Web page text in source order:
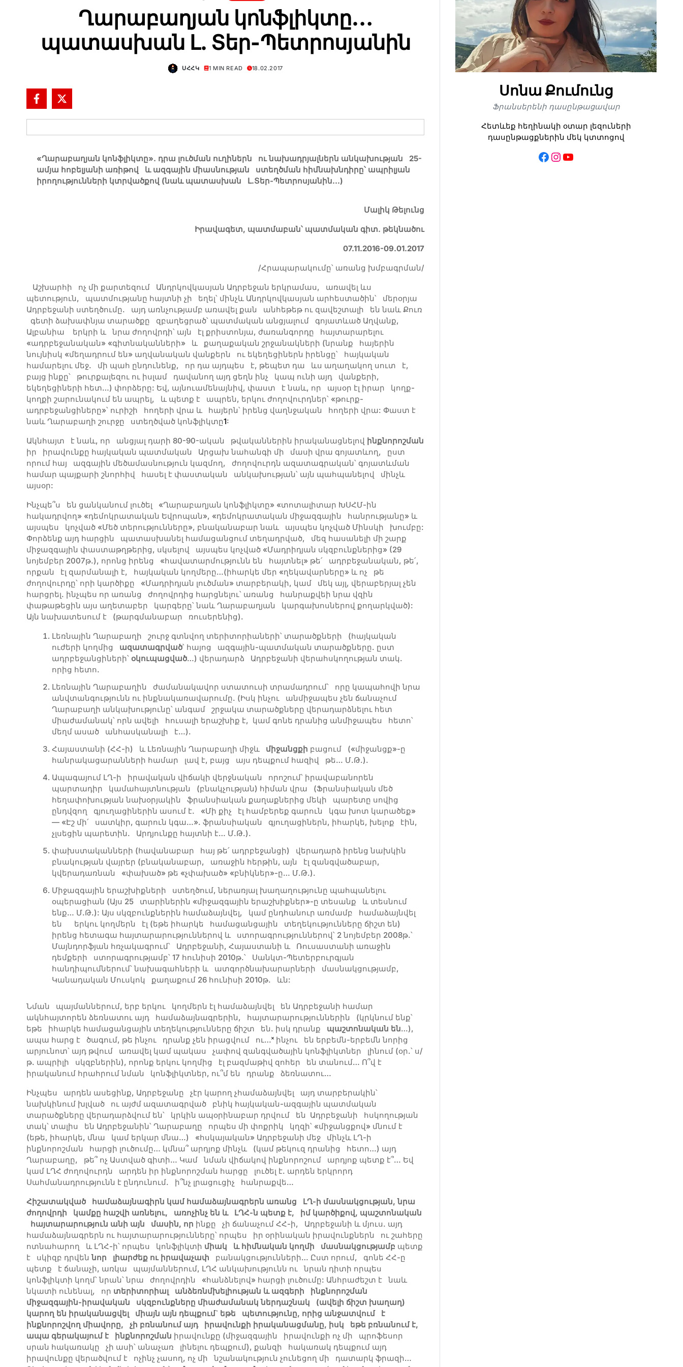
Ղարաբաղյան կոնֆլիկտը…
պատասխան Լ. Տեր-Պետրոսյանին
ՍՀՀԿ 1 MIN READ 18.02.2017
«Ղարաբաղյան կոնֆլիկտը». դրա լուծման ուղիներն ու նախադրյալներն անկախության 25-
ամյա հոբելյանի առիթով և ազգային միասնության ստեղծման հիմնախնդիրը՝ ապրիլյան
իրողությունների կտրվածքով (նաև պատասխան Լ.Տեր-Պետրոսյանին…)
Մալիկ Թելունց
Իրավագետ, պատմաբան՝ պատմական գիտ. թեկնածու
07.11.2016-09.01.2017
/Հրապարակումը՝ առանց խմբագրման/
Աշխարհի ոչ մի քարտեզում Անդրկովկասյան Ադրբեջան երկրամաս, առավել ևս
պետություն, պատմությանը հայտնի չի եղել՝ մինչև Անդրկովկասյան արհեստածին՝ մերօրյա
Ադրբեջանի ստեղծումը. այդ առնչությամբ առավել քան անհեթեթ ու զավեշտալի են նաև Քուռ
գետի ձախափնյա տարածքը զբաղեցրած՝ պատմական անցյալում գոյատևած Աղվանք,
Ալբանիա երկրի և նրա ժողովրդի՝ այն էլ քրիստոնյա, ժառանգորդը հայտարարելու
«ադրբեջանական» «գիտնականների» և քաղաքական շրջանակների (նրանք հայերին
նույնիսկ «մեղադրում են» աղվանական վանքերն ու եկեղեցիներն իրենցը՝ հայկական
համարելու մեջ. մի պահ ընդունենք, որ դա այդպես է, թեպետ դա ևս աղաղակող սուտ է,
բայց ինքը՝ թուրքալեզու ու իսլամ դավանող այդ ցեղն ինչ կապ ունի այդ վանքերի,
եկեղեցիների հետ…) փորձերը: Եվ, այնուամենայնիվ, փաստ է նաև, որ այսօր էլ իրար կողք-
կողքի շարունակում են ապրել, և պետք է ապրեն, երկու ժողովուրդներ՝ «թուրք-
ադրբեջանցիները»՝ ուրիշի հողերի վրա և հայերն՝ իրենց վաղնջական հողերի վրա: Փաստ է
նաև Ղարաբաղի շուրջը ստեղծված կոնֆլիկտը1:
Ակնհայտ է նաև, որ անցյալ դարի 80-90-ական թվականներին իրականացնելով ինքնորոշման
իր իրավունքը հայկական պատմական Արցախ նահանգի մի մասի վրա գոյատևող, ըստ
որում հայ ազգային մեծամասնություն կազմող, ժողովուրդն ազատագրական՝ գոյատևման
համար պայքարի շնորհիվ հասել է փաստական անկախության՝ այն պահպանելով մինչև
այսօր:
Ինչպե՞ս են ցանկանում լուծել «Ղարաբաղյան կոնֆլիկտը» «տոտալիտար ԽՍՀՄ-ին
հակադրվող» «դեմոկրատական Եվրոպան», «դեմոկրատական միջազգային հանրությանը» և
այսպես կոչված «Մեծ տերությունները», բնականաբար նաև այսպես կոչված Մինսկի խումբը:
Փորձենք այդ հարցին պատասխանել համացանցում տեղադրված, մեզ հասանելի մի շարք
միջազգային փաստաթղթերից, սկսելով այսպես կոչված «Մադրիդյան սկզբունքներից» (29
նոյեմբեր 2007թ.), որոնց իրենց «հավատարմությունն են հայտնել» թե՛ ադրբեջանական, թե՛,
որքան էլ զարմանալի է, հայկական կողմերը…(իհարկե մեր «ղեկավարները» և ոչ թե
ժողովուրդը՝ որի կարծիքը «Մադրիդյան լուծման» տարբերակի, կամ մեկ այլ, վերաբերյալ չեն
հարցրել. ինչպես որ առանց ժողովրդից հարցնելու՝ առանց հանրաքվեի նրա վզին
փաթաթեցին այս աղետաբեր կարգերը՝ նաև Ղարաբաղյան կարգախոսներով քողարկված):
Այն նախատեսում է (թարգմանաբար ռուսերենից).
Լեռնային Ղարաբաղի շուրջ գտնվող տերիտորիաների՝ տարածքների (հայկական
ուժերի կողմից ազատագրված՝ հայոց ազգային-պատմական տարածքները. ըստ
ադրբեջանցիների՝ օկուպացված…) վերադարձ Ադրբեջանի վերահսկողության տակ.
որից հետո.
Լեռնային Ղարաբաղին ժամանակավոր ստատուսի տրամադրում՝ որը կապահովի նրա
անվտանգությունն ու ինքնակառավարումը. (Իսկ ինչու անմիջապես չեն ճանաչում
Ղարաբաղի անկախությունը՝ անգամ շրջակա տարածքները վերադարձնելու հետ
միաժամանակ՝ որն ավելի հուսալի երաշխիք է, կամ գոնե դրանից անմիջապես հետո՝
մեղմ ասած անհասկանալի է…).
Հայաստանի (ՀՀ-ի) և Լեռնային Ղարաբաղի միջև միջանցքի բացում («միջանցք»-ը
հանրակացարանների համար լավ է, բայց այս դեպքում հազիվ թե… Մ.Թ.).
Ապագայում ԼՂ-ի իրավական վիճակի վերջնական որոշում՝ իրավաբանորեն
պարտադիր կամահայտնության (բնակչության) հիման վրա (Ֆրանսիական մեծ
հեղափոխության նախօրյակին ֆրանսիական քաղաքներից մեկի պարետը սովից
ընդվզող գյուղացիներին ասում է. «Մի քիչ էլ համբերեք գարուն կգա խոտ կարածեք»
— «Էշ մի՛ սատկիր, գարուն կգա…». ֆրանսիական գյուղացիներն, իհարկե, խելոք էին,
չլսեցին պարետին. Արդյունքը հայտնի է… Մ.Թ.).
փախստականների (հավանաբար հայ թե՛ ադրբեջանցի) վերադարձ իրենց նախկին
բնակության վայրեր (բնականաբար, առաջին հերթին, այն էլ զանգվածաբար,
կվերադառնան «փախած» թե «չփախած» «բնիկներ»-ը… Մ.Թ.).
Միջազգային երաշխիքների ստեղծում, ներառյալ խաղաղությունը պահպանելու
օպերացիան (Այս 25 տարիներին «միջազգային երաշխիքներ»-ը տեսանք և տեսնում
ենք… Մ.Թ.): Այս սկզբունքներին համաձայնվել, կամ ընդհանուր առմամբ համաձայնվել
են երկու կողմերն էլ (եթե իհարկե համացանցային տեղեկությունները ճիշտ են)
իրենց հետագա հայտարարություններով և ստորագրություններով՝ 2 նոյեմբեր 2008թ.՝
Մայնդորֆյան հռչակագրում՝ Ադրբեջանի, Հայաստանի և Ռուսաստանի առաջին
դեմքերի ստորագրությամբ՝ 17 հունիսի 2010թ.՝ Սանկտ-Պետերբուրգյան
հանդիպումներում՝ նախագահների և ատգործնախարարների մասնակցությամբ,
Կանադական Մուսկոկ քաղաքում 26 հունիսի 2010թ. ևն:
Նման պայմաններում, երբ երկու կողմերն էլ համաձայնվել են Ադրբեջանի համար
ակնհայտորեն ձեռնատու այդ համաձայնագրերին, հայտարարություններին (կրկնում ենք՝
եթե իհարկե համացանցային տեղեկությունները ճիշտ են. իսկ դրանք պաշտոնական են…),
ապա հարց է ծագում, թե ինչու դրանք չեն իրացվում ու…˟ ինչու են երբեմն-երբեմն նորից
արյունոտ՝ այդ թվում առավել կամ պակաս չափով զանգվածային կոնֆլիկտներ լինում (օր.՝ ս/
թ. ապրիլի սկզբներին), որոնք երկու կողմից էլ բազմաթիվ զոհեր են տանում… Ո՞վ է
իրականում հրահրում նման կոնֆլիկտներ, ու՞մ են դրանք ձեռնատու…
Ինչպես արդեն ասեցինք, Ադրբեջանը չէր կարող չհամաձայնվել այդ տարբերակին՝
նախկինում խլված ու այժմ ազատագրված բնիկ հայկական-ազգային պատմական
տարածքները վերադարձվում են՝ կրկին ապօրինաբար դրվում են Ադրբեջանի հսկողության
տակ՝ տալիս են Ադրբեջանին՝ Ղարաբաղը որպես մի փոքրիկ կղզի՝ «միջանցքով» մնում է
(եթե, իհարկե, մնա կամ երկար մնա…) «հսկայական» Ադրբեջանի մեջ մինչև ԼՂ-ի
ինքնորոշման հարցի լուծումը… կմնա՞ արդյոք մինչև (կամ թեկուզ դրանից հետո…) այդ
Ղարաբաղը, թե՞ ոչ Աստված գիտի… Կամ նման վիճակով ինքնորոշում արդյոք պետք է՞… Եվ
կամ ԼՂՀ ժողովուրդն արդեն իր ինքնորոշման հարցը լուծել է. արդեն երկրորդ
Սահմանադրությունն է ընդունում. ի՞նչ լրացուցիչ հանրաքվե…
Հիշատակված համաձայնագիրն կամ համաձայնագրերն առանց ԼՂ-ի մասնակցության, նրա
ժողովրդի կամքը հաշվի առնելու, առոչինչ են և ԼՂՀ-ն պետք է, իմ կարծիքով, պաշտոնական
հայտարարություն անի այն մասին, որ ինքը չի ճանաչում ՀՀ-ի, Ադրբեջանի և մյուս. այդ
համաձայնագրերն ու հայտարարությունները՝ որպես իր օրինական իրավունքներն ու շահերը
ոտնահարող և ԼՂՀ-ի՝ որպես կոնֆլիկտի միակ և հիմնական կողմի մասնակցությամբ պետք
է սկիզբ դրվեննոր լիարժեք ու իրավաչափ բանակցությունների… Ըստ որում, գոնե ՀՀ-ը
պետք է ճանաչի, առկա պայմաններում, ԼՂՀ անկախությունն ու նրան դիտի որպես
կոնֆլիկտի կողմ՝ նրան՝ նրա ժողովրդին «հանձնելով» հարցի լուծումը: Անհրաժեշտ է նաև
նկատի ունենալ, որ տերիտորիալ անձեռնմխելիության և ազգերի ինքնորոշման
միջազգային-իրավական սկզբունքները միաժամանակ ներդաշնակ (ավելի ճիշտ խաղաղ)
կարող են իրականացվել միայն այն դեպքում` եթե պետությունը, որից անջատվում է
ինքնորոշվող միավորը, չի բռնանում այդ իրավունքի իրականացմանը, իսկ եթե բռնանում է,
ապա գերակայում է ինքնորոշման իրավունքը (միջազգային իրավունքի ոչ մի պրոֆեսոր
սրան հակառակը չի ասի՝ անաչառ լինելու դեպքում), քանզի հակառակ դեպքում այդ
իրավունքը վերածվում է ոչինչ չասող, ոչ մի նշանակություն չունեցող մի դատարկ ֆրազի…
Սոնա Քումունց
Ֆրանսերենի դասընթացավար
Հետևեք հեղինակի օտար լեզուների
դասընթացքներին մեկ կտտոցով